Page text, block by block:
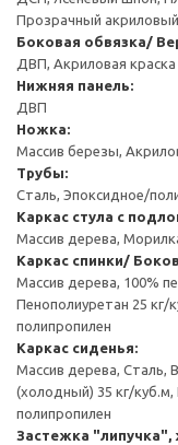
Прозрачный
Боковая обвязка/
ДВП, Акриловая краска
Нижняя панель:
ДВП
Ножка:
Массив березы,
Трубы:
Сталь, Эпоксидное/
Каркас стула с
Массив дерева,
Каркас спинки/
Массив дерева, 100%
Пенополиуретан 25 кг/
полипропилен
Каркас сиденья:
Массив дерева, Сталь,
(холодный) 35 кг/
полипропилен
Застежка "липучка",